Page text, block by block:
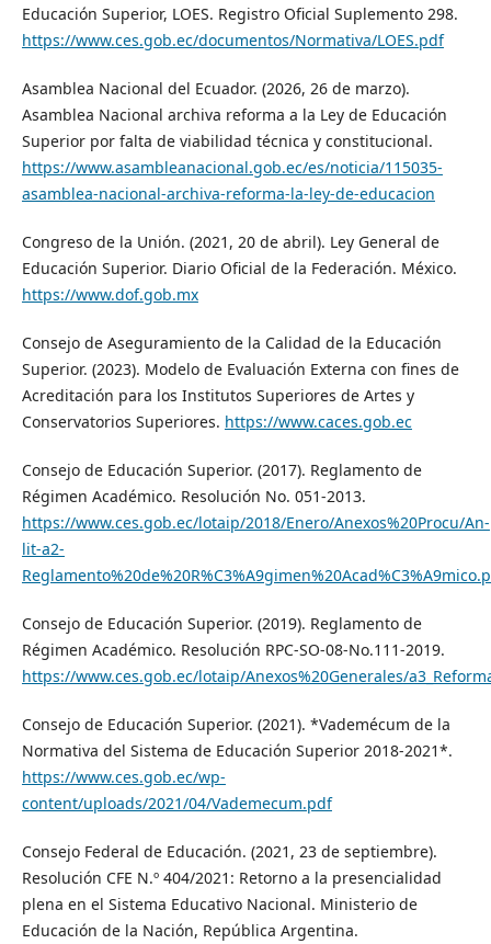
Educación Superior, LOES. Registro Oficial Suplemento 298.
https://www.ces.gob.ec/documentos/Normativa/LOES.pdf
Asamblea Nacional del Ecuador. (2026, 26 de marzo).
Asamblea Nacional archiva reforma a la Ley de Educación
Superior por falta de viabilidad técnica y constitucional.
https://www.asambleanacional.gob.ec/es/noticia/115035-
asamblea-nacional-archiva-reforma-la-ley-de-educacion
Congreso de la Unión. (2021, 20 de abril). Ley General de
Educación Superior. Diario Oficial de la Federación. México.
https://www.dof.gob.mx
Consejo de Aseguramiento de la Calidad de la Educación
Superior. (2023). Modelo de Evaluación Externa con fines de
Acreditación para los Institutos Superiores de Artes y
Conservatorios Superiores. https://www.caces.gob.ec
Consejo de Educación Superior. (2017). Reglamento de
Régimen Académico. Resolución No. 051-2013.
https://www.ces.gob.ec/lotaip/2018/Enero/Anexos%20Procu/An-
lit-a2-
Consejo de Educación Superior. (2019). Reglamento de
Régimen Académico. Resolución RPC-SO-08-No.111-2019.
https://www.ces.gob.ec/lotaip/Anexos%20Generales/
Consejo de Educación Superior. (2021). *Vademécum de la
Normativa del Sistema de Educación Superior 2018-2021*.
https://www.ces.gob.ec/wp-
content/uploads/2021/04/Vademecum.pdf
Consejo Federal de Educación. (2021, 23 de septiembre).
Resolución CFE N.º 404/2021: Retorno a la presencialidad
plena en el Sistema Educativo Nacional. Ministerio de
Educación de la Nación, República Argentina.